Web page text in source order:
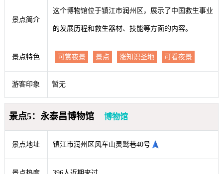
景点简介
这个博物馆位于镇江市润州区，展示了中国救生事业
的发展历程和救生器材、技能等方面的内容。
景点特色 可赏夜景 景点 涨知识圣地 可看夜景
游客印象 暂无
景点5：永泰昌博物馆 博物馆
景点地址 镇江市润州区风车山灵鹫巷40号